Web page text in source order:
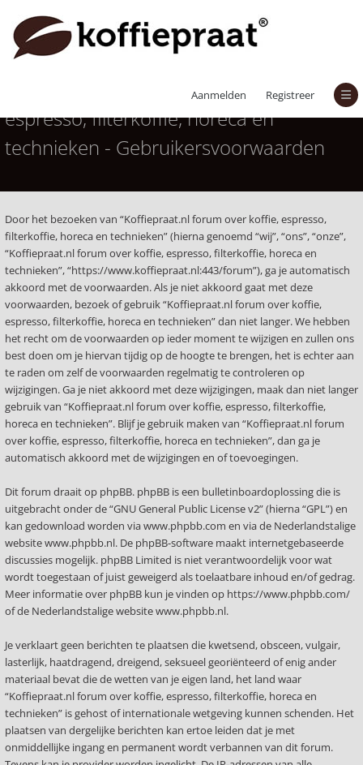
Aanmelden Registreer
Koffiepraat.nl forum over koffie,
espresso, filterkoffie, horeca en
technieken - Gebruikersvoorwaarden
Door het bezoeken van “Koffiepraat.nl forum over koffie, espresso,
filterkoffie, horeca en technieken” (hierna genoemd “wij”, “ons”, “onze”,
“Koffiepraat.nl forum over koffie, espresso, filterkoffie, horeca en
technieken”, “https://www.koffiepraat.nl:443/forum”), ga je automatisch
akkoord met de voorwaarden. Als je niet akkoord gaat met deze
voorwaarden, bezoek of gebruik “Koffiepraat.nl forum over koffie,
espresso, filterkoffie, horeca en technieken” dan niet langer. We hebben
het recht om de voorwaarden op ieder moment te wijzigen en zullen ons
best doen om je hiervan tijdig op de hoogte te brengen, het is echter aan
te raden om zelf de voorwaarden regelmatig te controleren op
wijzigingen. Ga je niet akkoord met deze wijzigingen, maak dan niet langer
gebruik van “Koffiepraat.nl forum over koffie, espresso, filterkoffie,
horeca en technieken”. Blijf je gebruik maken van “Koffiepraat.nl forum
over koffie, espresso, filterkoffie, horeca en technieken”, dan ga je
automatisch akkoord met de wijzigingen en of toevoegingen.
Dit forum draait op phpBB. phpBB is een bulletinboardoplossing die is
uitgebracht onder de “GNU General Public License v2” (hierna “GPL”) en
kan gedownload worden viawww.phpbb.com en via de Nederlandstalige
websitewww.phpbb.nl. De phpBB-software maakt internetgebaseerde
discussies mogelijk. phpBB Limited is niet verantwoordelijk voor wat
wordt toegestaan of juist geweigerd als toelaatbare inhoud en/of gedrag.
Meer informatie over phpBB kun je vinden op https://www.phpbb.com/
of de Nederlandstalige websitewww.phpbb.nl.
Je verklaart geen berichten te plaatsen die kwetsend, obsceen, vulgair,
lasterlijk, haatdragend, dreigend, seksueel georiënteerd of enig ander
materiaal bevat die de wetten van je eigen land, het land waar
“Koffiepraat.nl forum over koffie, espresso, filterkoffie, horeca en
technieken” is gehost of internationale wetgeving kunnen schenden. Het
plaatsen van dergelijke berichten kan ertoe leiden dat je met
onmiddellijke ingang en permanent wordt verbannen van dit forum.